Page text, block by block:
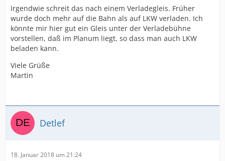
Irgendwie schreit das nach einem Verladegleis. Früher
wurde doch mehr auf die Bahn als auf LKW verladen. Ich
könnte mir hier gut ein Gleis unter der Verladebühne
vorstellen, daß im Planum liegt, so dass man auch LKW
beladen kann.
Viele Grüße
Martin
Detlef
18. Januar 2018 um 21:24